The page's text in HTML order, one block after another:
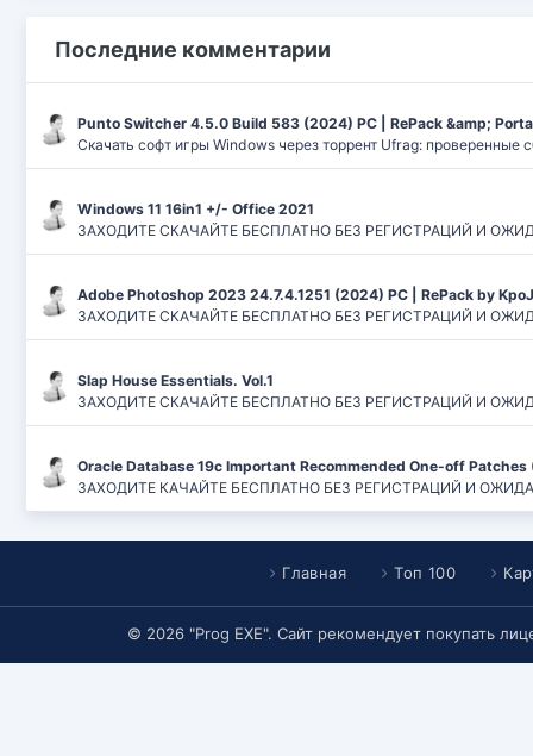
Последние комментарии
Punto Switcher 4.5.0 Build 583 (2024) РС | RePack &amp;
Скачать софт игры Windows через торрент Ufrag: проверенные
Windows 11 16in1 +/- Office 2021
ЗАХОДИТЕ СКАЧАЙТЕ БЕСПЛАТНО БЕЗ РЕГИСТРАЦИЙ И
Adobe Photoshop 2023 24.7.4.1251 (2024) PC | RePack by
ЗАХОДИТЕ СКАЧАЙТЕ БЕСПЛАТНО БЕЗ РЕГИСТРАЦИЙ И
Slap House Essentials. Vol.1
ЗАХОДИТЕ СКАЧАЙТЕ БЕСПЛАТНО БЕЗ РЕГИСТРАЦИЙ И
Oracle Database 19c Important Recommended One-off Patches
ЗАХОДИТЕ КАЧАЙТЕ БЕСПЛАТНО БЕЗ РЕГИСТРАЦИЙ И
Главная Топ 100
© 2026 "Prog EXE". Сайт рекомендует покупать